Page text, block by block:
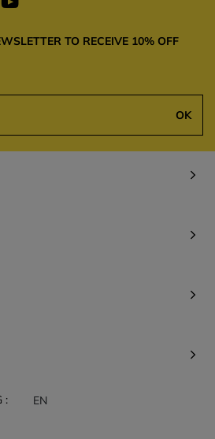
TO RECEIVE 10% OFF
OK
: EN